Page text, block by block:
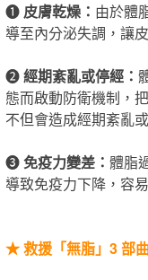
❶ 皮膚乾燥： 由於體
導至內分泌失調，讓
❷經期紊亂或停經：
態而啟動防衛機制，
不但會造成經期紊亂
❸免疫力變差： 體脂
導致免疫力下降，容
★救援「無脂」3 部